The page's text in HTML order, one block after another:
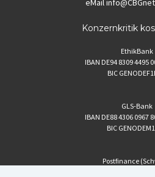
eMail
Konzernkritik
EthikBank
IBAN DE94 8309 4495
BIC
GLS-Bank
IBAN DE88 4306 0967
BIC
Postfinance